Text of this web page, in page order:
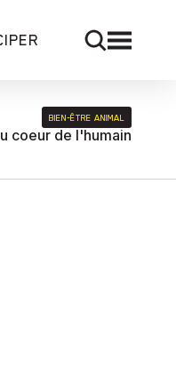
BIEN‑ÊTRE ANIMAL
coeur de l'humain